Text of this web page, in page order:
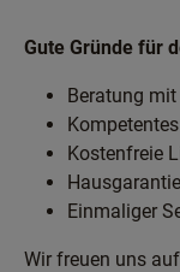
Gute Gründe für
Beratung
Kostenfreie
Einmaliger
Wir freuen uns